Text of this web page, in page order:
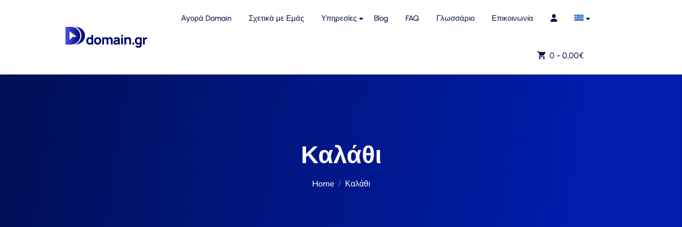
Αγορά Domain Σχετικά με Εμάς Υπηρεσίες Blog FAQ Γλωσσάριο Επικοινωνία
0 - 0,00€
Καλάθι
Home Καλάθι